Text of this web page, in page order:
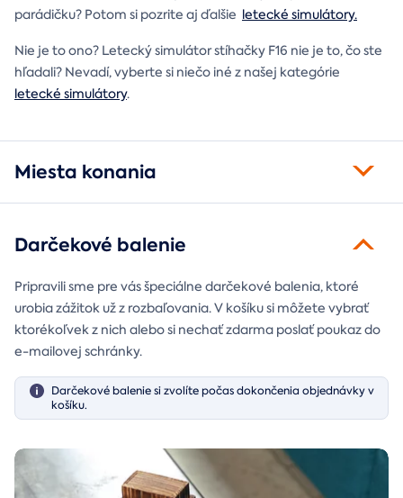
parádičku? Potom si pozrite aj ďalšie letecké simulátory.
Nie je to ono? Letecký simulátor stíhačky F16 nie je to, čo ste
hľadali? Nevadí, vyberte si niečo iné z našej kategórie
letecké simulátory.
Miesta konania
Darčekové balenie
Pripravili sme pre vás špeciálne darčekové balenia, ktoré
urobia zážitok už z rozbaľovania. V košíku si môžete vybrať
ktorékoľvek z nich alebo si nechať zdarma poslať poukaz do
e-mailovej schránky.
Darčekové balenie si zvolíte počas dokončenia objednávky v
košíku.